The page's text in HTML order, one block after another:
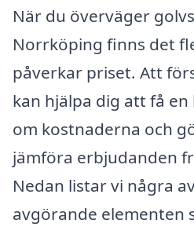
När du överväger
Norrköping finns det
påverkar priset. Att
kan hjälpa dig att få
om kostnaderna och
jämföra erbjudanden
Nedan listar vi några
avgörande elementen